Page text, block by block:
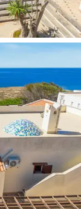
vaan
irroittautua
ja
kohdetta,